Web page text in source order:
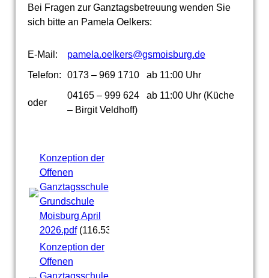
Bei Fragen zur Ganztagsbetreuung wenden Sie
sich bitte an Pamela Oelkers:
E-Mail:
pamela.oelkers@gsmoisburg.de
Telefon:
0173 – 969 1710 ab 11:00 Uhr
oder
04165 – 999 624 ab 11:00 Uhr (Küche
– Birgit Veldhoff)
Konzeption der
Offenen
Ganztagsschule
Grundschule
Moisburg April
2026.pdf(116.53KB)
Konzeption der
Offenen
Ganztagsschule